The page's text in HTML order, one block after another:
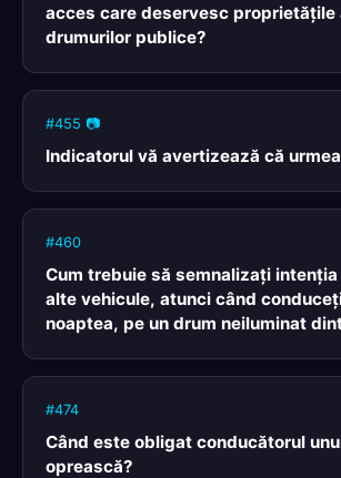
acces care deservesc proprietăţile
drumurilor publice?
#455 📷
Indicatorul vă avertizează că
#460
Cum trebuie să semnalizaţi
alte vehicule, atunci când
noaptea, pe un drum neiluminat
#474
Când este obligat conducătorul
oprească?